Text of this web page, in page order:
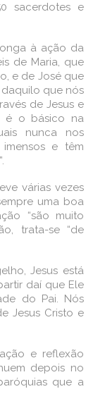
sacerdotes e
à ação da
de Maria, que
e de José que
que nós
de Jesus e
é o básico na
nunca nos
e têm
várias vezes
uma boa
“são muito
trata-se “de
Jesus está
daí que Ele
do Pai. Nós
Jesus Cristo e
e reflexão
depois no
que a